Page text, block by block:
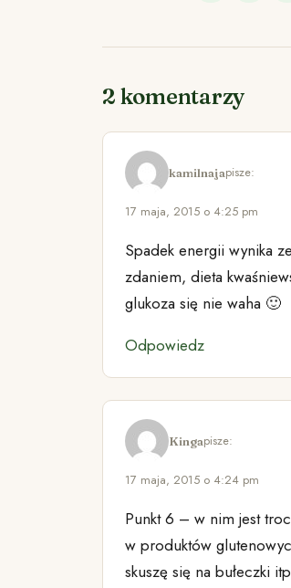
2 komentarzy
kamilnajapisze:
17 maja, 2015 o 4:25 pm
Spadek energii wynika
zdaniem, dieta
glukoza się nie waha 🙂
Odpowiedz
Kingapisze:
17 maja, 2015 o 4:24 pm
Punkt 6 – w nim jest
w produktów
skuszę się na bułeczki